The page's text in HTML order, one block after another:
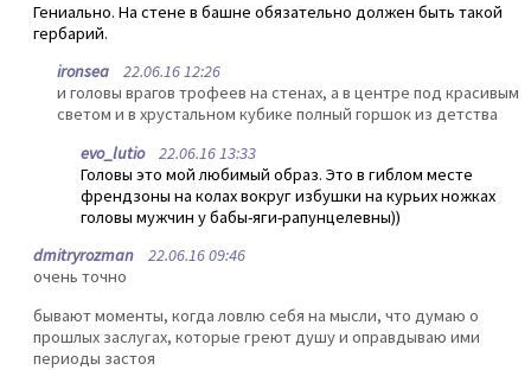
Гениально. На стене в башне обязательно должен быть такой
гербарий.
ironsea 22.06.16 12:26
и головы врагов трофеев на стенах, а в центре под красивым
светом и в хрустальном кубике полный горшок из детства
evo_lutio22.06.16 13:33
Головы это мой любимый образ. Это в гиблом месте
френдзоны на колах вокруг избушки на курьих ножках
головы мужчин у бабы-яги-рапунцелевны))
dmitryrozman 22.06.16 09:46
очень точно
бывают моменты, когда ловлю себя на мысли, что думаю о
прошлых заслугах, которые греют душу и оправдываю ими
периоды застоя